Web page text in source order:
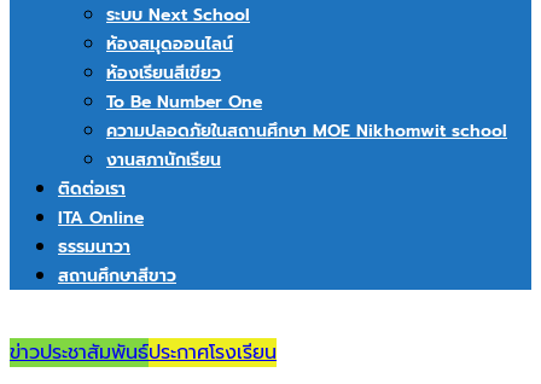
ระบบ Next School
ห้องสมุดออนไลน์
ห้องเรียนสีเขียว
To Be Number One
ความปลอดภัยในสถานศึกษา MOE Nikhomwit school
งานสภานักเรียน
ติดต่อเรา
ITA Online
ธรรมนาวา
สถานศึกษาสีขาว
ข่าวประชาสัมพันธ์ประกาศโรงเรียน